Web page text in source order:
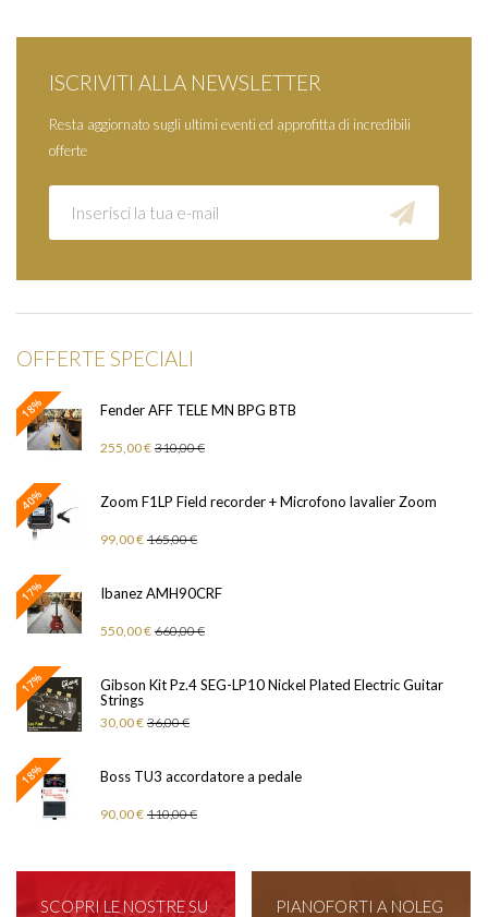
ISCRIVITI ALLA NEWSLETTER
Resta aggiornato sugli ultimi eventi ed approfitta di incredibili
offerte
OFFERTE SPECIALI
18% Fender AFF TELE MN BPG BTB
255,00 € 310,00 €
40% Zoom F1LP Field recorder + Microfono lavalier Zoom
99,00 € 165,00 €
17% Ibanez AMH90CRF
550,00 € 660,00 €
17%
Gibson Kit Pz.4 SEG-LP10 Nickel Plated Electric Guitar
Strings
30,00 € 36,00 €
18% Boss TU3 accordatore a pedale
90,00 € 110,00 €
SCOPRI LE NOSTRE SU
PIANOFORTI A NOLEG